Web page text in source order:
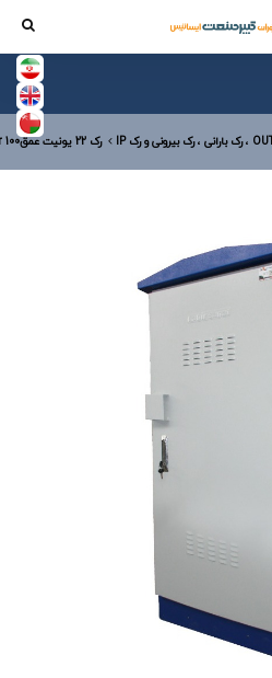
رک 22 یونیت عمق100 out door